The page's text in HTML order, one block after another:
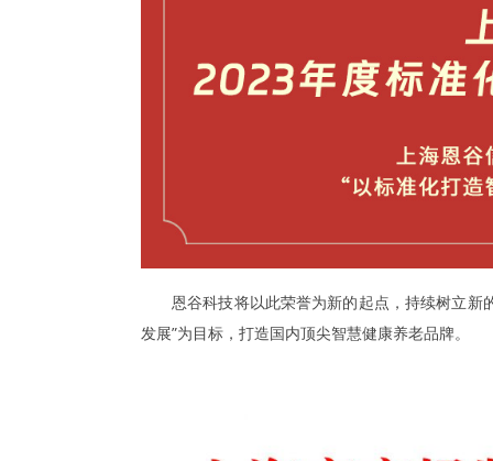
恩谷科技将以此荣誉为新的起点，持续树立新
发展”为目标，打造国内顶尖智慧健康养老品牌。